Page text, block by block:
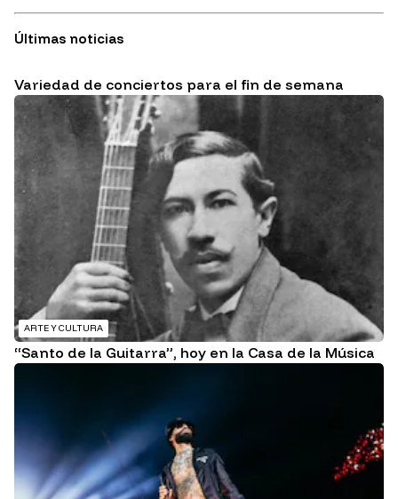
Últimas noticias
Variedad de conciertos para el fin de semana
ARTE Y CULTURA
“Santo de la Guitarra”, hoy en la Casa de la Música